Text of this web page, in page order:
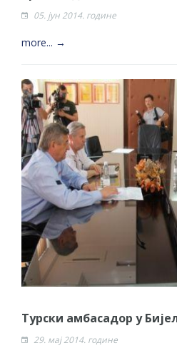
05. јун 2014. године
more... →
Турски амбасадор у
29. мај 2014. године